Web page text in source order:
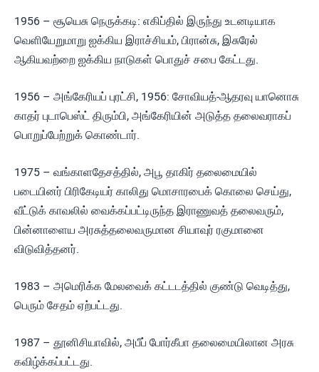
1956 – சூயெசு நெருக்கடி: எகிப்தில் இருந்து உடனடியாக
வெளியேறுமாறு ஐக்கிய இராச்சியம், பிரான்சு, இசுரேல்
ஆகியவற்றை ஐக்கிய நாடுகள் பொதுச் சபை கேட்டது.
1956 – அங்கேரியப் புரட்சி, 1956: சோவியத்-ஆதரவு யானொசு
காதர் புடாபெஸ்ட் திரும்பி, அங்கேரியின் அடுத்த தலைவராகப்
பொறுப்பேற்றுக் கொண்டார்.
1975 – வங்காளதேசத்தில், அபூ தாகிர் தலைமையில்
படையினர் பிரிகேடியர் காலிது மொசாரபைக் கொலை செய்து,
வீட்டுக் காவலில் வைக்கப்பட்டிருந்த இராணுவத் தலைவரும்,
பின்னாளைய அரசுத்தலைவருமான சியாவுர் ரகுமானை
விடுவித்தனர்.
1983 – அமெரிக்க மேலவைக் கட்டடத்தில் குண்டு வெடித்து,
பெரும் சேதம் ஏற்பட்டது.
1987 – தூனிசியாவில், அபீப் போர்கீபா தலைமையிலான அரசு
கவிழ்க்கப்பட்டது.